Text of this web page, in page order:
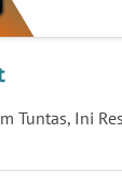
Tuntas, Ini